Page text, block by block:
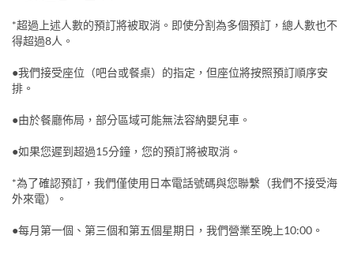
*超過上述人數的預訂將被取消。即使分割為多個預訂，總人數也不
得超過8人。
●我們接受座位（吧台或餐桌）的指定，但座位將按照預訂順序安
排。
●由於餐廳佈局，部分區域可能無法容納嬰兒車。
●如果您遲到超過15分鐘，您的預訂將被取消。
*為了確認預訂，我們僅使用日本電話號碼與您聯繫（我們不接受海
外來電）。
●每月第一個、第三個和第五個星期日，我們營業至晚上10:00。